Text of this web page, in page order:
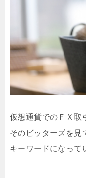
仮想通貨でのＦＸ取
そのビッターズを見
キーワードになって